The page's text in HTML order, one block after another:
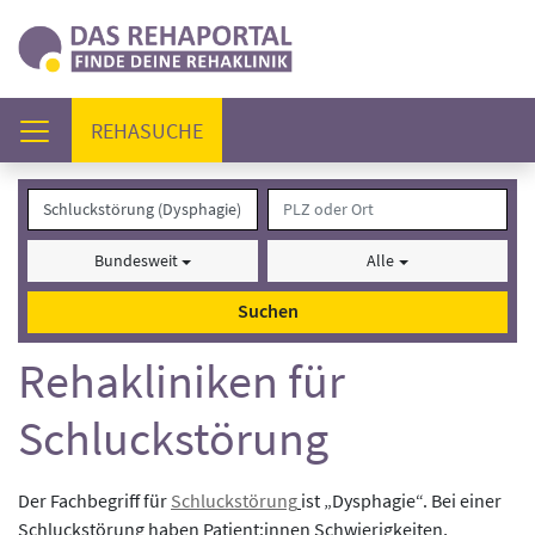
REHASUCHE(AKTUELL)
Bundesweit Alle
Suchen
Rehakliniken für
Schluckstörung
Der Fachbegriff für Schluckstörung ist „Dysphagie“. Bei einer
Schluckstörung haben Patient:innen Schwierigkeiten,